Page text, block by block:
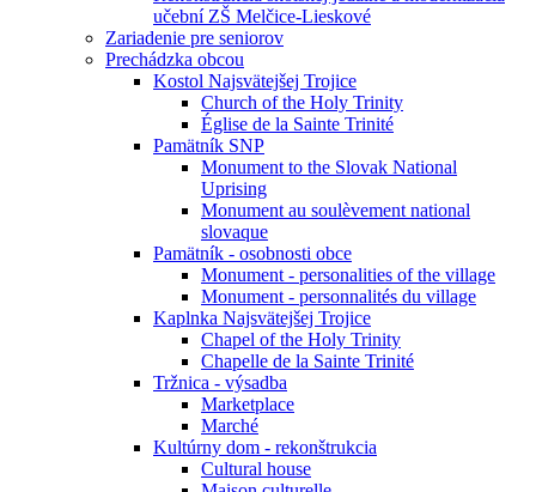
učební ZŠ Melčice-Lieskové
Zariadenie pre seniorov
Prechádzka obcou
Kostol Najsvätejšej Trojice
Church of the Holy Trinity
Église de la Sainte Trinité
Pamätník SNP
Monument to the Slovak National
Uprising
Monument au soulèvement national
slovaque
Pamätník - osobnosti obce
Monument - personalities of the village
Monument - personnalités du village
Kaplnka Najsvätejšej Trojice
Chapel of the Holy Trinity
Chapelle de la Sainte Trinité
Tržnica - výsadba
Marketplace
Marché
Kultúrny dom - rekonštrukcia
Cultural house